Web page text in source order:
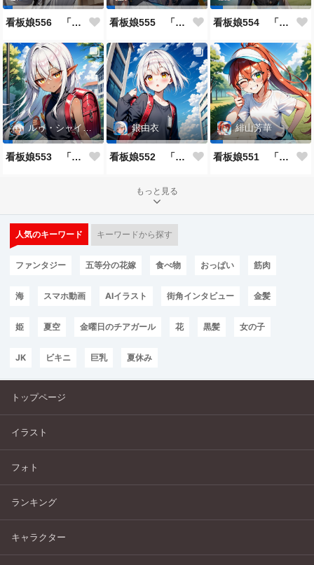
看板娘556 「久慈透のよもやま話」 看板娘555 「帰還、そして目覚め。」 看板娘554 「竹田アニーのよもやま話」
ルゥ・シャイニー
看板娘553 「ルゥ・シャイニーのよもやま話」
銀由衣
看板娘552 「銀由衣」
緋山芳華
看板娘551 「緋山芳華のよもやま話」
もっと見る
人気のキーワード キーワードから探す
ファンタジー 五等分の花嫁 食べ物 おっぱい 筋肉
海 スマホ動画 AIイラスト 街角インタビュー 金髪
姫 夏空 金曜日のチアガール 花 黒髪 女の子
JK ビキニ 巨乳 夏休み
トップページ
イラスト
フォト
ランキング
キャラクター